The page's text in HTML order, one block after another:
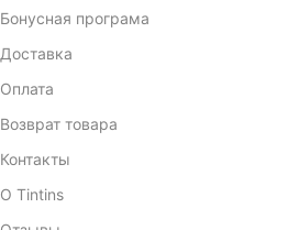
Бонусная програма
Доставка
Оплата
Возврат товара
Контакты
О Tintins